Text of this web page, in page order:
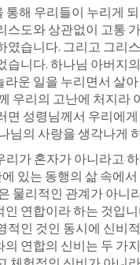
통해 우리들이 누리게
스도와 상관없이 고통
였습니다. 그리고 그리
습니다. 하나님 아버지
운 일을 누리면서 살
우리의 고난에 처지라
면 성령님께서 우리에
님의 사랑을 생각나게
리가 혼자가 아니라고
있는 동행의 삶 속에
물리적인 관계가 아니
연합이라 하는 것입
적인 것인 동시에 신비
연합의 신비는 두 가